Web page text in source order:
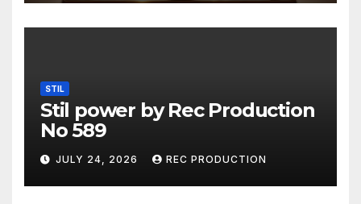
STIL
Stil power by Rec Production
No 589
JULY 24, 2026 REC PRODUCTION